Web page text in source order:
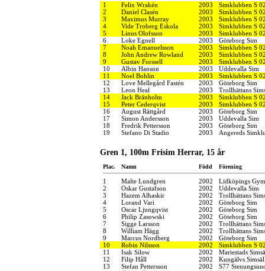
1 Felix Wrakén 2003
Simklubben S
2
Daniel Clasén 2003
Simklubben S
3
Maximus Murray 2003
Simklubben S
4
Vide Troberg Eskola 2003
Simklubben S
5
Linus Olofsson 2003
Simklubben S
6
Loke Egnell 2003
Göteborg Sim
7
Noah Emanuelsson 2003
Simklubben S
8
John Andrew Rowland 2003
Simklubben S
9
Gustav Forssell 2003
Simklubben S
10
Albin Hanson 2003
Uddevalla Sim
11
Noel Bohlin 2003
Simklubben S
12
Love Mellegård Fastén 2003
Göteborg Sim
13
Leon Heal 2003
Trollhättans
14
Jack Bränholm 2003
Simklubben S
15
Peter Cederqvist 2003
Simklubben S
16
August Rättgård 2003
Göteborg Sim
17
Simon Andersson 2003
Uddevalla Sim
18
Fredrik Pettersson 2003
Göteborg Sim
19
Stefano Di Stadio 2003 Angereds
Gren 1, 100m Frisim Herrar, 15 år
Plac. Namn Född Förening
1 Malte Lundgren 2002
Lidköpings
2
Oskar Gustafson 2002
Uddevalla Sim
3
Hazem Alhaskir 2002
Trollhättans
4
Lorand Vari 2002
Göteborg Sim
5
Oscar Ljungqvist 2002
Göteborg Sim
6
Philip Zasowski 2002
Göteborg Sim
7
Sigge Larsson 2002
Trollhättans
8
William Hägg 2002
Trollhättans
9
Marcus Nordberg 2002
Göteborg Sim
10
Robin Nilsson 2002
Simklubben S
11
Isak Silow 2002
Mariestads
12
Filip Håll 2002
Kungälvs
13
Stefan Pettersson 2002
S77